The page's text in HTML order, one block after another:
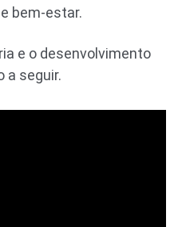
bem-estar.
e o desenvolvimento
a seguir.